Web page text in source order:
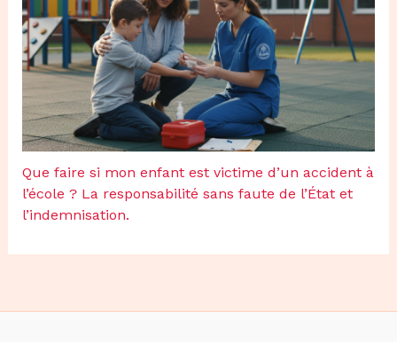
Que faire si mon enfant est victime d’un accident à
l’école ? La responsabilité sans faute de l’État et
l’indemnisation.